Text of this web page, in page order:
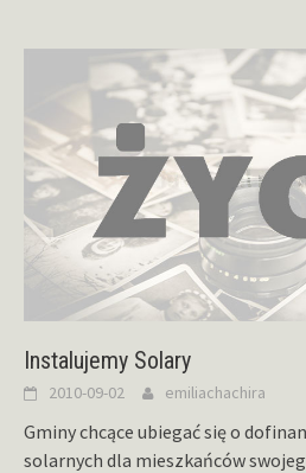
Instalujemy Solary
2010-09-02 emiliachachira
Gminy chcące ubiegać się o
solarnych dla mieszkańców